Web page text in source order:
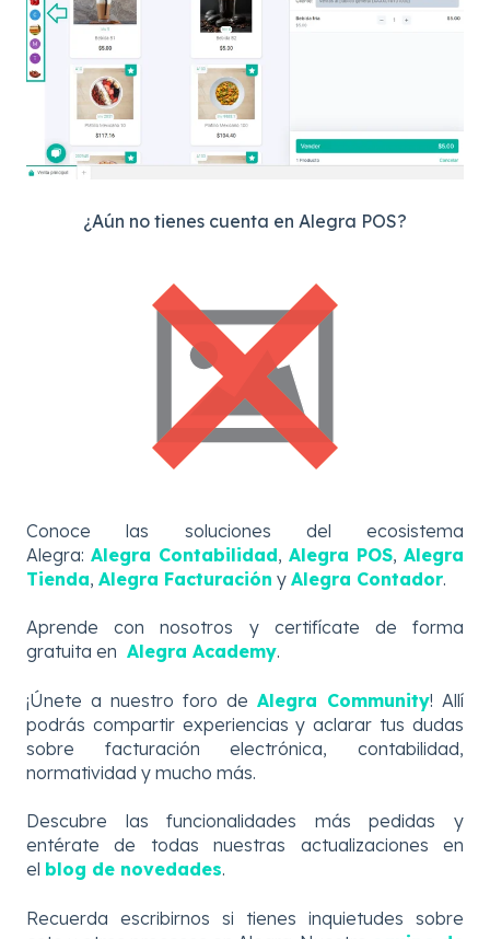
¿Aún no tienes cuenta en Alegra POS?
Conoce las soluciones del ecosistema
Alegra: Alegra Contabilidad, Alegra POS, Alegra
Tienda, Alegra Facturación y Alegra Contador.
Aprende con nosotros y certifícate de forma
gratuita en Alegra Academy.
¡Únete a nuestro foro de Alegra Community! Allí
podrás compartir experiencias y aclarar tus dudas
sobre facturación electrónica, contabilidad,
normatividad y mucho más.
Descubre las
funcionalidades más pedidas y
entérate de todas nuestras actualizaciones en
el blog de novedades.
Recuerda escribirnos si tienes inquietudes sobre